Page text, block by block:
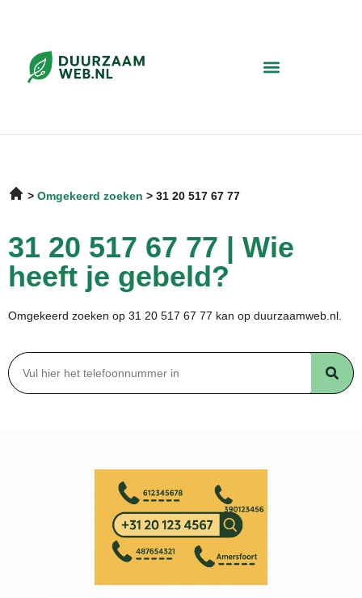
Omgekeerd zoeken 31 20 517 67 77
31 20 517 67 77 | Wie
heeft je gebeld?
Omgekeerd zoeken op 31 20 517 67 77 kan op duurzaamweb.nl.